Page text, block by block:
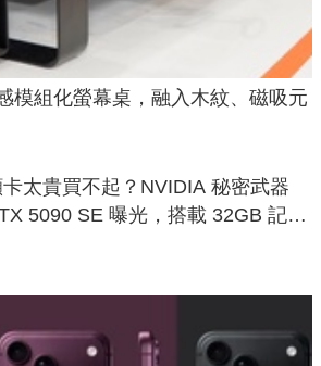
模組化螢幕桌，融入木紋、磁吸元
太貴買不起？NVIDIA 秘密武器
5090 SE 曝光，搭載 32GB 記憶